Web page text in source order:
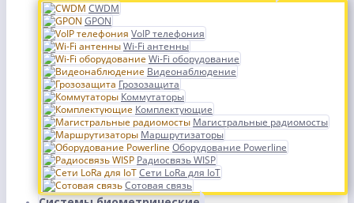
CWDM
GPON
VoIP телефония
Wi-Fi антенны
Wi-Fi оборудование
Видеонаблюдение
Грозозащита
Коммутаторы
Комплектующие
Магистральные радиомосты
Маршрутизаторы
Оборудование Powerline
Радиосвязь WISP
Сети LoRa для IoT
Сотовая связь